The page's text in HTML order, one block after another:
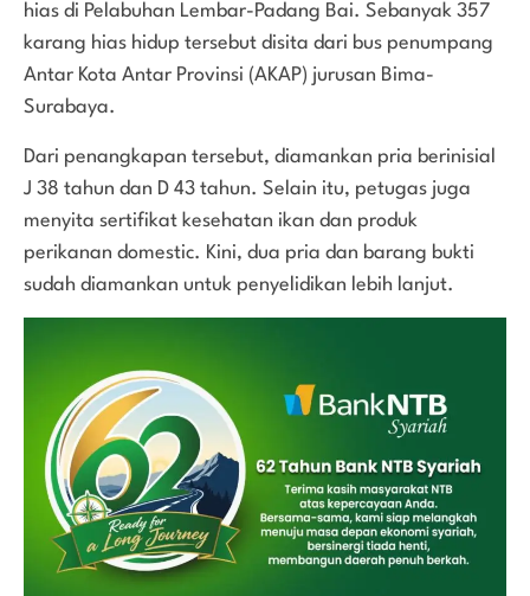
hias di Pelabuhan Lembar-Padang Bai. Sebanyak 357
karang hias hidup tersebut disita dari bus penumpang
Antar Kota Antar Provinsi (AKAP) jurusan Bima-
Surabaya.
Dari penangkapan tersebut, diamankan pria berinisial
J 38 tahun dan D 43 tahun. Selain itu, petugas juga
menyita sertifikat kesehatan ikan dan produk
perikanan domestic. Kini, dua pria dan barang bukti
sudah diamankan untuk penyelidikan lebih lanjut.